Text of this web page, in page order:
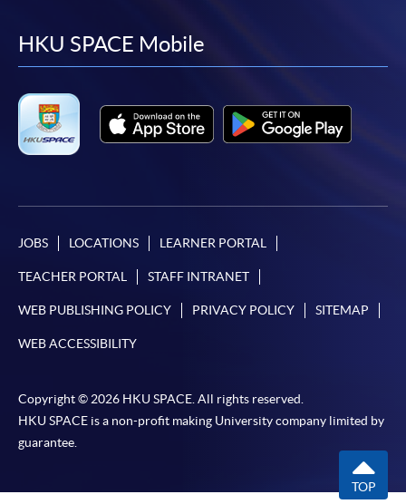
繳費靈網上服務
- 申請人須先開立繳費靈戶口及設
*信用咭網上繳費服務- 申請人可以 VISA 或
Mastercard（包括「香港大學專業進修學院
月免息分期付款優惠，必須親臨本學院設有報名服務的教
如欲了解如何於網上報讀新課程及繳費，請瀏覽網上
-個別學歷頒授課程
報讀同一學歷頒授課程內其他單元
facebook
youtube
linkedin
HKU SPACE Mobile
JOBS LOCATIONS LEARNER PORTAL
TEACHER PORTAL STAFF INTRANET
WEB PUBLISHING POLICY PRIVACY POLICY SITEMAP
WEB ACCESSIBILITY
Copyright © 2026 HKU SPACE. All rights reserved.
HKU SPACE is a non-profit making University company limited by
guarantee.
TOP